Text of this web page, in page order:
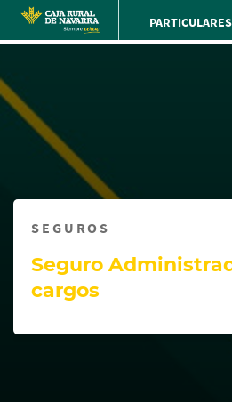
PARTICULARES
por
favor
espere...
SEGUROS
Seguro
cargos